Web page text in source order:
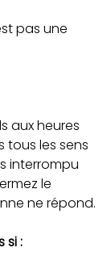
pas une
aux heures
tous les sens
interrompu
le
ne répond.
si :